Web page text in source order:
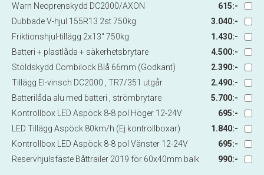
Warn Neoprenskydd DC2000/AXON
615:-
Dubbade V-hjul 155R13 2st 750kg
3.040:-
Friktionshjul-tillägg 2x13" 750kg
1.430:-
Batteri + plastlåda + säkerhetsbrytare
4.500:-
Stöldskydd Combilock Blå 66mm (Godkänt)
2.390:-
Tillägg El-vinsch DC2000 , TR7/351 utgår
2.490:-
Batterilåda alu med batteri , strömbrytare
5.700:-
Kontrollbox LED Aspöck 8-8 pol Höger 12-24V
695:-
LED Tillägg Aspöck 80km/h (Ej kontrollboxar)
1.840:-
Kontrollbox LED Aspöck 8-8 pol Vänster 12-24V
695:-
Reservhjulsfäste Båttrailer 2019 för 60x40mm balk
990:-